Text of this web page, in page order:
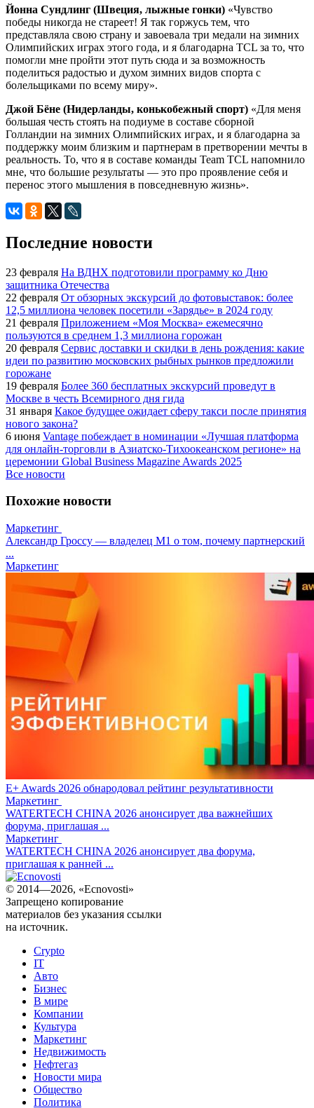
Йонна Сундлинг (Швеция, лыжные гонки) «Чувство
победы никогда не стареет! Я так горжусь тем, что
представляла свою страну и завоевала три медали на зимних
Олимпийских играх этого года, и я благодарна TCL за то, что
помогли мне пройти этот путь сюда и за возможность
поделиться радостью и духом зимних видов спорта с
болельщиками по всему миру».
Джой Бёне (Нидерланды, конькобежный спорт) «Для меня
большая честь стоять на подиуме в составе сборной
Голландии на зимних Олимпийских играх, и я благодарна за
поддержку моим близким и партнерам в претворении мечты в
реальность. То, что я в составе команды Team TCL напомнило
мне, что большие результаты — это про проявление себя и
перенос этого мышления в повседневную жизнь».
Последние новости
23 февраля На ВДНХ подготовили программу ко Дню
защитника Отечества
22 февраля От обзорных экскурсий до фотовыставок: более
12,5 миллиона человек посетили «Зарядье» в 2024 году
21 февраля Приложением «Моя Москва» ежемесячно
пользуются в среднем 1,3 миллиона горожан
20 февраля Сервис доставки и скидки в день рождения: какие
идеи по развитию московских рыбных рынков предложили
горожане
19 февраля Более 360 бесплатных экскурсий проведут в
Москве в честь Всемирного дня гида
31 января Какое будущее ожидает сферу такси после принятия
нового закона?
6 июня Vantage побеждает в номинации «Лучшая платформа
для онлайн-торговли в Азиатско-Тихоокеанском регионе» на
церемонии Global Business Magazine Awards 2025
Все новости
Похожие новости
Маркетинг
Александр Гроссу — владелец M1 о том, почему партнерский
...
Маркетинг
E+ Awards 2026 обнародовал рейтинг результативности
Маркетинг
WATERTECH CHINA 2026 анонсирует два важнейших
форума, приглашая ...
Маркетинг
WATERTECH CHINA 2026 анонсирует два форума,
приглашая к ранней ...
© 2014—2026, «Ecnovosti»
Запрещено копирование
материалов без указания ссылки
на источник.
Crypto
IT
Авто
Бизнес
В мире
Компании
Культура
Маркетинг
Недвижимость
Нефтегаз
Новости мира
Общество
Политика